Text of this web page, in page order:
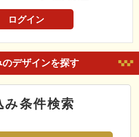
ログイン
のデザインを探す
み条件検索